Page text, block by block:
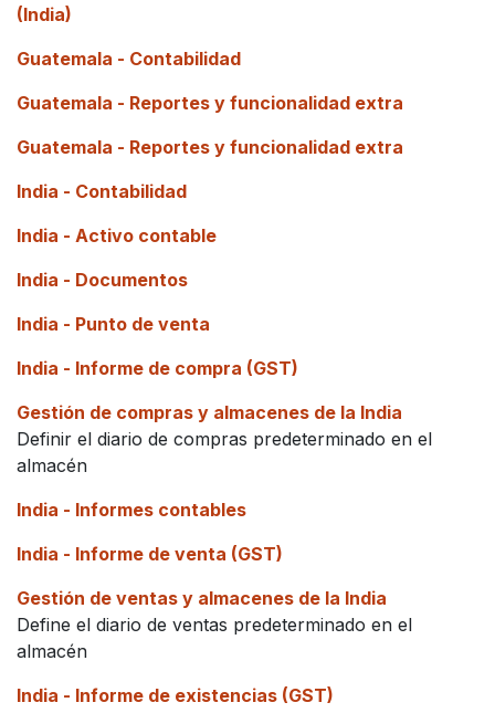
(India)
Guatemala - Contabilidad
Guatemala - Reportes y funcionalidad extra
Guatemala - Reportes y funcionalidad extra
India - Contabilidad
India - Activo contable
India - Documentos
India - Punto de venta
India - Informe de compra (GST)
Gestión de compras y almacenes de la India
Definir el diario de compras predeterminado en el
almacén
India - Informes contables
India - Informe de venta (GST)
Gestión de ventas y almacenes de la India
Define el diario de ventas predeterminado en el
almacén
India - Informe de existencias (GST)